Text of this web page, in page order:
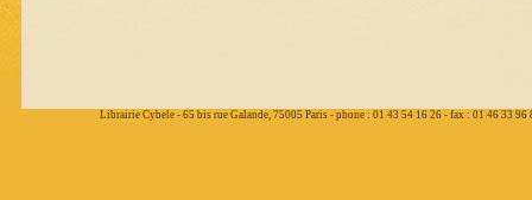
Librairie Cybele - 65 bis rue Galande, 75005 Paris - phone : 01 43 54 16 26 - fax : 01 46 33